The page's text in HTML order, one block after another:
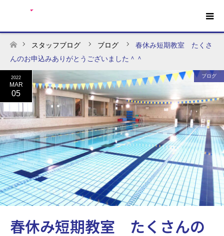
ホーム
スタッフブログ ブログ
春休み短期教室 たくさ
んのお申込みありがとうございました＾＾
2022
MAR
05
ブログ
春休み短期教室 たくさんの